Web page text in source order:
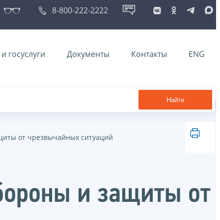
8-800-222-2222
госуслуги Документы Контакты ENG
Найти
от чрезвычайных ситуаций
и защиты от